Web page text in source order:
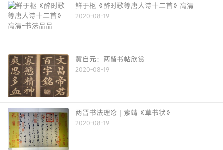
鲜于枢《醉时歌等唐人诗十二首》高清
2020-08-19
黄自元：两楷书帖欣赏
2020-08-19
两晋书法理论｜索靖《草书状》
2020-08-19